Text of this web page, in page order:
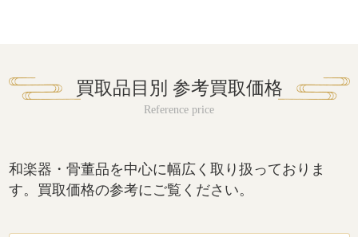
買取品目別 参考買取価格
和楽器・骨董品を中心に幅広く取り扱っておりま
す。買取価格の参考にご覧ください。